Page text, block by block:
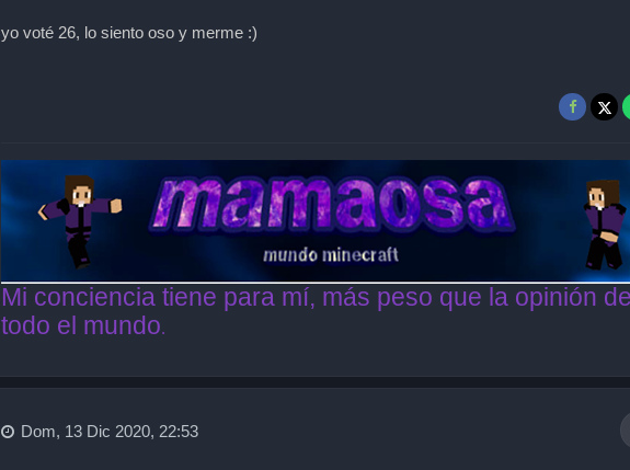
yo voté 26, lo siento oso y merme :)
Mi conciencia tiene para mí, más peso que la opinión de
todo el mundo.
Dom, 13 Dic 2020, 22:53